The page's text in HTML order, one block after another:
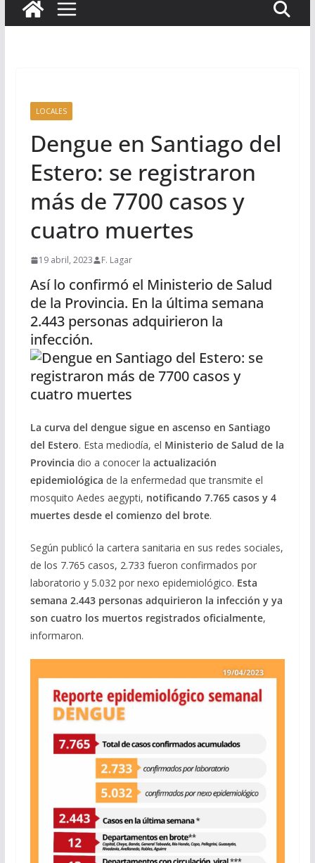
LOCALES
Dengue en Santiago del
Estero: se registraron
más de 7700 casos y
cuatro muertes
19 abril, 2023 F. Lagar
Así lo confirmó el Ministerio de Salud
de la Provincia. En la última semana
2.443 personas adquirieron la
infección.
La curva del dengue sigue en ascenso en Santiago
del Estero. Esta mediodía, el Ministerio de Salud de la
Provincia dio a conocer la actualización
epidemiológica de la enfermedad que transmite el
mosquito Aedes aegypti, notificando 7.765 casos y 4
muertes desde el comienzo del brote.
Según publicó la cartera sanitaria en sus redes sociales,
de los 7.765 casos, 2.733 fueron confirmados por
laboratorio y 5.032 por nexo epidemiológico. Esta
semana 2.443 personas adquirieron la infección y ya
son cuatro los muertos registrados oficialmente,
informaron.